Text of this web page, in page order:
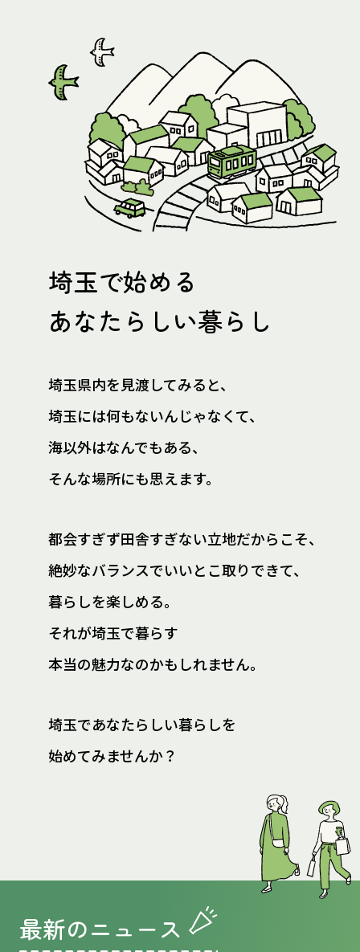
埼玉で始める
あなたらしい暮らし
埼玉県内を見渡してみると、
埼玉には何もないんじゃなくて、
海以外はなんでもある、
そんな場所にも思えます。
都会すぎず田舎すぎない立地だからこそ、
絶妙なバランスでいいとこ取りできて、
暮らしを楽しめる。
それが埼玉で暮らす
本当の魅力なのかもしれません。
埼玉であなたらしい暮らしを
始めてみませんか？
最新のニュース